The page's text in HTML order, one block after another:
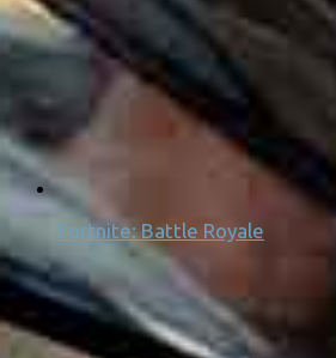
Fortnite: Battle Royale